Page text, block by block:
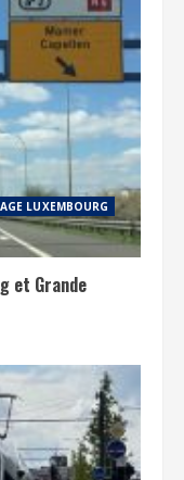
LUXEMBOURG
et Grande